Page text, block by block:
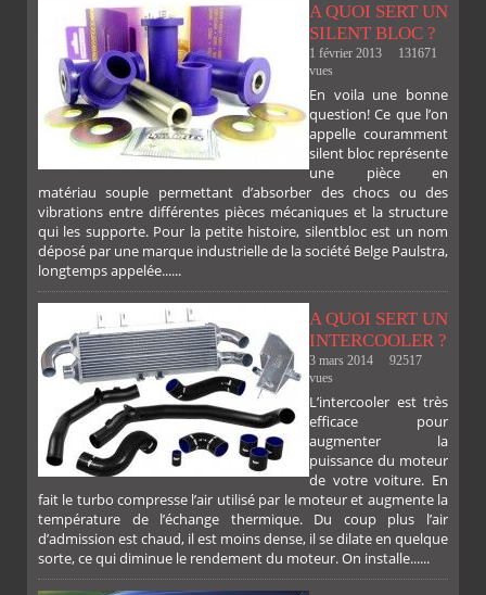
FACEBOOKTWITTERGOOGLEPINTEREST
PLUS
A QUOI SERT UN
SILENT BLOC ?
1 février 2013
131671
vues
En voila une bonne
question! Ce que l’on
appelle couramment
silent bloc représente
une pièce en
matériau souple permettant d’absorber des chocs ou des
vibrations entre différentes pièces mécaniques et la structure
qui les supporte. Pour la petite histoire, silentbloc est un nom
déposé par une marque industrielle de la société Belge Paulstra,
longtemps appelée......
A QUOI SERT UN
INTERCOOLER ?
3 mars 2014
92517
vues
L’intercooler est très
efficace pour
augmenter la
puissance du moteur
de votre voiture. En
fait le turbo compresse l’air utilisé par le moteur et augmente la
température de l’échange thermique. Du coup plus l’air
d’admission est chaud, il est moins dense, il se dilate en quelque
sorte, ce qui diminue le rendement du moteur. On installe......